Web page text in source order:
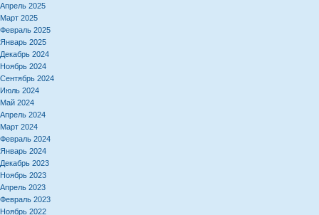
Апрель 2025
Март 2025
Февраль 2025
Январь 2025
Декабрь 2024
Ноябрь 2024
Сентябрь 2024
Июль 2024
Май 2024
Апрель 2024
Март 2024
Февраль 2024
Январь 2024
Декабрь 2023
Ноябрь 2023
Апрель 2023
Февраль 2023
Ноябрь 2022